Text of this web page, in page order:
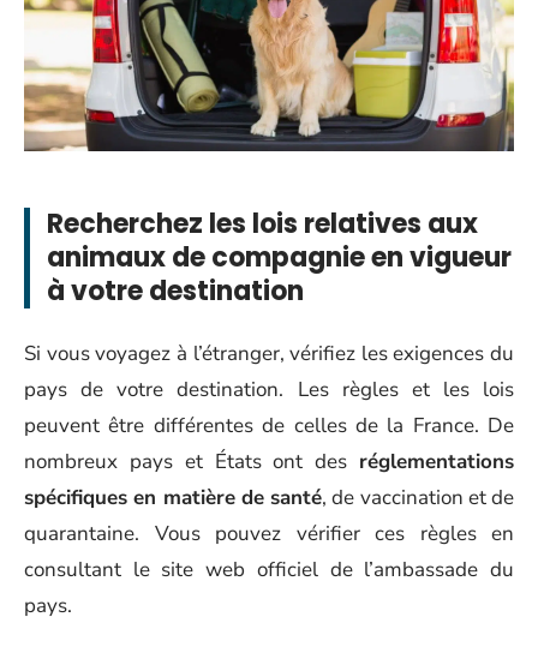
Recherchez les lois relatives aux
animaux de compagnie en vigueur
à votre destination
Si vous voyagez à l’étranger, vérifiez les exigences du
pays de votre destination. Les règles et les lois
peuvent être différentes de celles de la France. De
nombreux pays et États ont des réglementations
spécifiques en matière de santé, de vaccination et de
quarantaine. Vous pouvez vérifier ces règles en
consultant le site web officiel de l’ambassade du
pays.